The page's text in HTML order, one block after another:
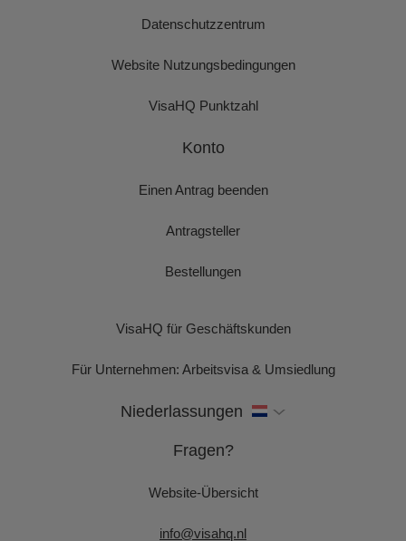
Datenschutzzentrum
Website Nutzungsbedingungen
VisaHQ Punktzahl
Konto
Einen Antrag beenden
Antragsteller
Bestellungen
VisaHQ für Geschäftskunden
Für Unternehmen: Arbeitsvisa & Umsiedlung
Niederlassungen
Fragen?
Website-Übersicht
info@visahq.nl